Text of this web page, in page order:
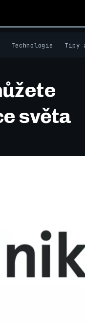
Technologie Tipy
světa